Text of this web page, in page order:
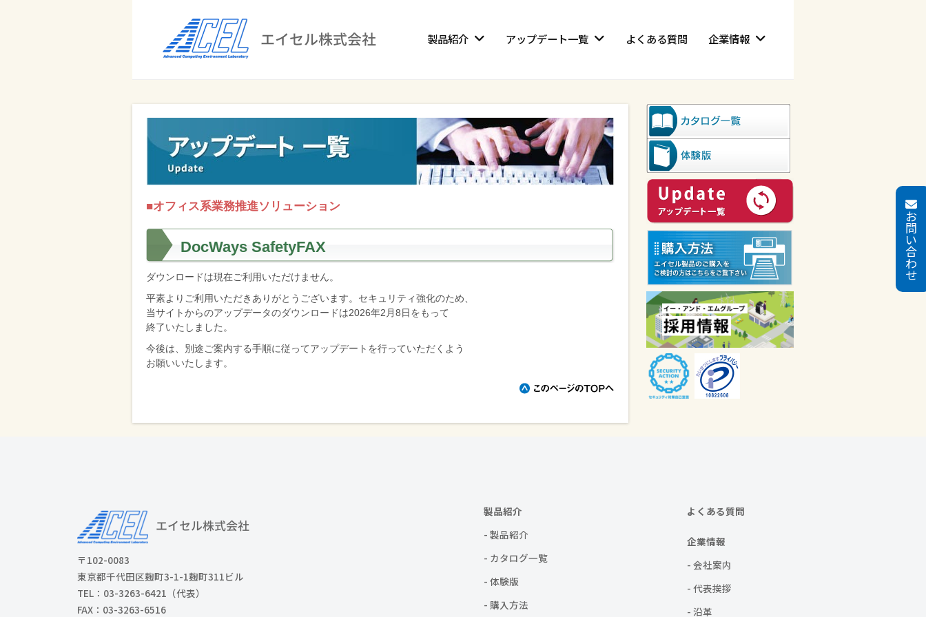
株式会社
ネ
ス
の
率
と
コ
ス
ト
削
を
製品紹介 アップデート一覧 よくある質問 企業情報
お
問
い
合
わ
せ
■オフィス系業務推進ソリューション
DocWays SafetyFAX
ダウンロードは現在ご利用いただけません。
平素よりご利用いただきありがとうございます。セキュリティ強化のため、
当サイトからのアップデータのダウンロードは2026年2月8日をもって
終了いたしました。
今後は、別途ご案内する手順に従ってアップデートを行っていただくよう
お願いいたします。
〒102-0083
東京都千代田区麹町3-1-1麹町311ビル
TEL：03-3263-6421（代表）
FAX：03-3263-6516
製品紹介
- 製品紹介
- カタログ一覧
- 体験版
- 購入方法
よくある質問
企業情報
- 会社案内
- 代表挨拶
- 沿革